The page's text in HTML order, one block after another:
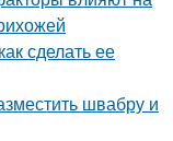
сделать ее
швабру и